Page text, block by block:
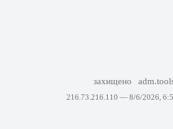
захищено
216.73.216.110 — 8/6/2026,